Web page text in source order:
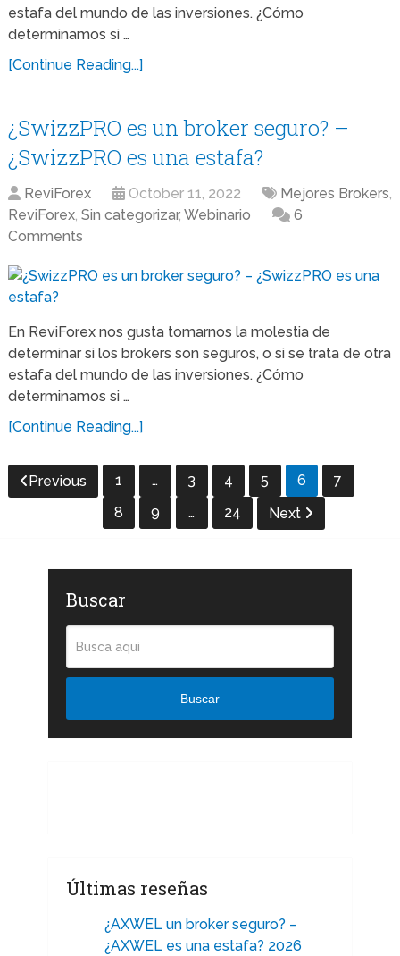
estafa del mundo de las inversiones. ¿Cómo
determinamos si …
[Continue Reading...]
¿SwizzPRO es un broker seguro? –
¿SwizzPRO es una estafa?
ReviForex October 11, 2022 Mejores Brokers,
ReviForex, Sin categorizar, Webinario
6
Comments
En ReviForex nos gusta tomarnos la molestia de
determinar si los brokers son seguros, o si se trata de otra
estafa del mundo de las inversiones. ¿Cómo
determinamos si …
[Continue Reading...]
Previous 1 … 3 4 5 6
7
8
9 … 24 Next
Buscar
Buscar
Últimas reseñas
¿AXWEL un broker seguro? –
¿AXWEL es una estafa? 2026